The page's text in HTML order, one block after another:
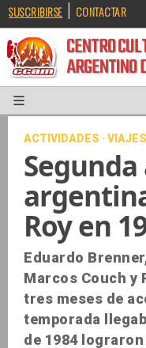
SUSCRIBIRSE | CONTACTAR
CENTRO
ACTIVIDADES ·
Roy en
Eduardo
Marcos Couch y
tres meses de
temporada
de 1984